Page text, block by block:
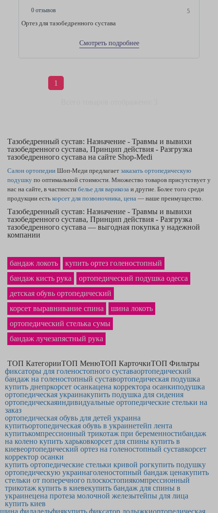
0 отзывов 5
Ортез для тазобедренного сустава
Смотреть подробнее
1
Тазобедренный сустав: Назначение - Травмы и вывихи
тазобедренного сустава, Принцип действия - Разгрузка
тазобедренного сустава на сайте Shop-Medi
Салон ортопедии Шоп-Меди предлагает заказать ортопедическую
подушку по оптимальной стоимости. Множество товаров присутствует у
нас на сайте, в частности белье для варикоза и другие. Более того среди
продукции есть корсет для позвоночника, цена — наше преимущество.
Тазобедренный сустав: Назначение - Травмы и вывихи
тазобедренного сустава, Принцип действия - Разгрузка
тазобедренного сустава — выгодная покупка у надежной
компании
бега— Вы на верном пути. Многообразный каталог сайта содержит
товары, каккомпрессионка — купить можете, оставив заявку. В нашем
интернет-магазине лучшая на рынкестоимость процедуры тейпирования
в Черновцах и по остальным городам Украины. Надёжныйбандаж для
руки детскийточно станет продуктом, о котором Вы не пожалеете.
бандаж локоть
купить ортез голеностопный
бандаж кисть рука
ортопедический подушка одесса
детская обувь ортопедический
корсет выравнивание спина
шина локоть
ортопедический стелька сумы
бандаж лучезапястный рука
ТОП КатегорииТОП МенюТОП КарточкиТОП Фильтры
фиксаторы для голеностопного суставаортопедический
бандаж на голеностопный суставортопедическая подушка
купить днепркорсет осанкацена корректора осанкиподушка
ортопедическая украинакупить подушка для сидения
ортопедическаяиндивидуальные ортопедические стельки на
заказ
ортопедическая обувь для детей украина
купитьортопедическая обувь в украинетейп лента
купитькомпрессионный трикотаж при беременностибандаж
на колено купить харьковкорсет для спины купить в
киевеортопедический ортез на голеностопный суставкорсет
корректор осанки
купить ортопедические стельки кривой рогкупить подушку
ортопедическую украинаголеностопный бандаж ценакупить
стельки от поперечного плоскостопиякомпрессионный
трикотаж купить в киевекупить бандаж для спины в
украинецена протеза молочной железытейпы для лица
купить киев
шина филадельфиякупить фиксатор лодыжкиортопедическая